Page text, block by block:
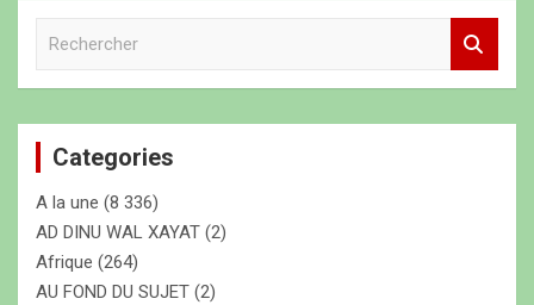
e
h
e
r
Categories
A la une (8 336)
AD DINU WAL XAYAT (2)
Afrique (264)
AU FOND DU SUJET (2)